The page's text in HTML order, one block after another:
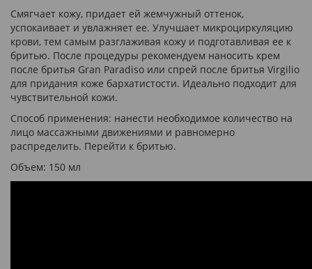
Смягчает кожу, придает ей жемчужный оттенок,
успокаивает и увлажняет ее. Улучшает микроциркуляцию
крови, тем самым разглаживая кожу и подготавливая ее к
бритью. После процедуры рекомендуем наносить крем
после бритья Gran Paradiso или спрей после бритья Virgilio
для придания коже бархатистости. Идеально подходит для
чувствительной кожи.
Способ применения: нанести необходимое количество на
лицо массажными движениями и равномерно
распределить. Перейти к бритью.
Объем: 150 мл